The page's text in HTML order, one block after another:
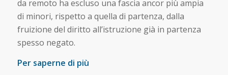
da remoto ha escluso una fascia ancor più ampia
di minori, rispetto a quella di partenza, dalla
fruizione del diritto all’istruzione già in partenza
spesso negato.
Per saperne di più